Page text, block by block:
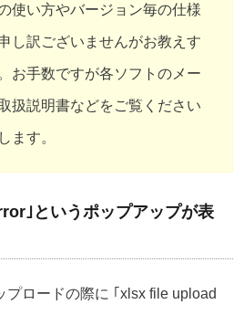
使い方やバージョン毎の仕様
し訳ございませんがお教えす
お手数ですが各ソフトのメー
扱説明書などをご覧ください
ます。
｣というポップアップが表
プロードの際に ｢xlsx file upload